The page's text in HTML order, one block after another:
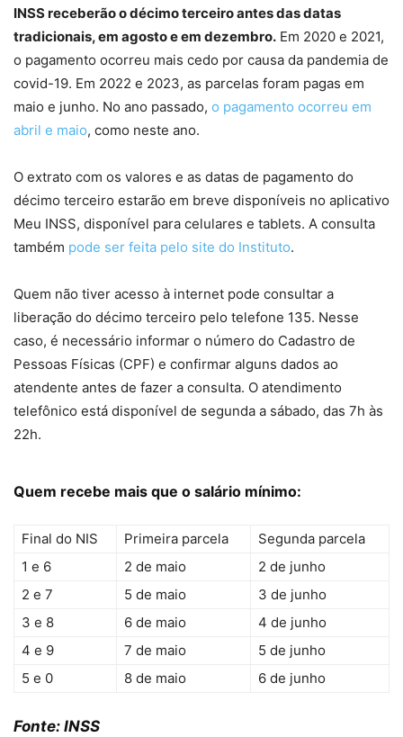
INSS receberão o décimo terceiro antes das datas
tradicionais, em agosto e em dezembro. Em 2020 e 2021,
o pagamento ocorreu mais cedo por causa da pandemia de
covid-19. Em 2022 e 2023, as parcelas foram pagas em
maio e junho. No ano passado, o pagamento ocorreu em
abril e maio, como neste ano.
O extrato com os valores e as datas de pagamento do
décimo terceiro estarão em breve disponíveis no aplicativo
Meu INSS, disponível para celulares e tablets. A consulta
também pode ser feita pelo site do Instituto.
Quem não tiver acesso à internet pode consultar a
liberação do décimo terceiro pelo telefone 135. Nesse
caso, é necessário informar o número do Cadastro de
Pessoas Físicas (CPF) e confirmar alguns dados ao
atendente antes de fazer a consulta. O atendimento
telefônico está disponível de segunda a sábado, das 7h às
22h.
Quem recebe mais que o salário mínimo:
Final do NIS Primeira parcela
Segunda parcela
1 e 6
2 de maio
2 de junho
2 e 7
5 de maio
3 de junho
3 e 8
6 de maio
4 de junho
4 e 9
7 de maio
5 de junho
5 e 0
8 de maio 6 de junho
Fonte: INSS